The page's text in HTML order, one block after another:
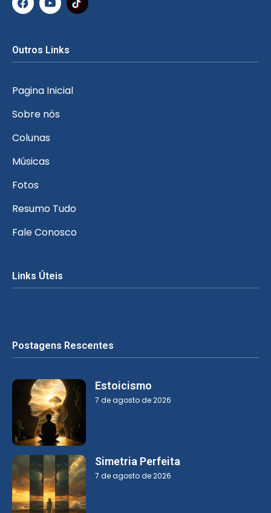
Outros Links
Pagina Inicial
Sobre nós
Colunas
Músicas
Fotos
Resumo Tudo
Fale Conosco
Links Úteis
Postagens Rescentes
Estoicismo
7 de agosto de 2026
Simetria Perfeita
7 de agosto de 2026